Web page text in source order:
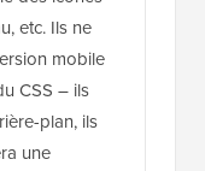
etc. Ils ne
mobile
CSS – ils
plan, ils
une